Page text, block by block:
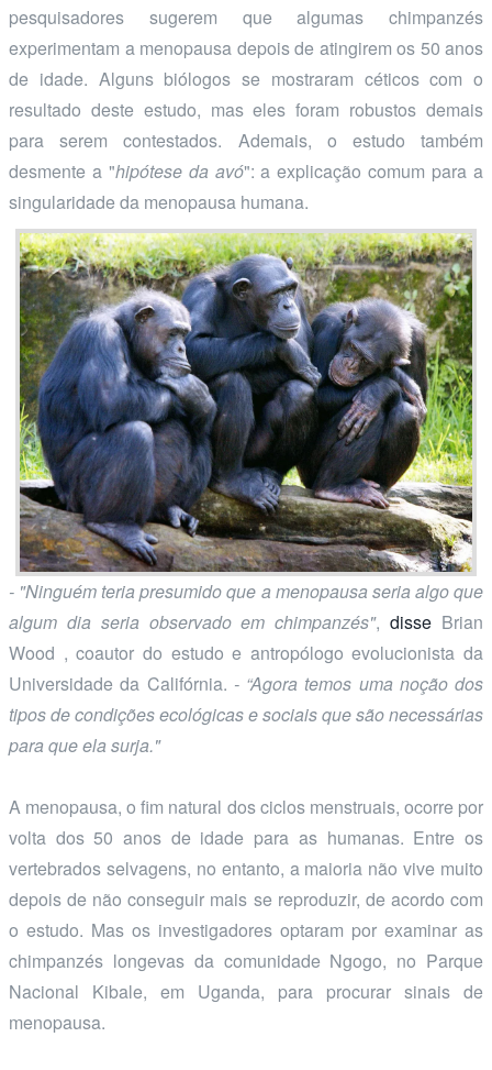
pesquisadores sugerem que algumas chimpanzés
experimentam a menopausa depois de atingirem os 50 anos
de idade. Alguns biólogos se mostraram céticos com o
resultado deste estudo, mas eles foram robustos demais
para serem contestados. Ademais, o estudo também
desmente a "hipótese da avó": a explicação comum para a
singularidade da menopausa humana.
- "Ninguém teria presumido que a menopausa seria algo que
algum dia seria observado em chimpanzés",disse Brian
Wood , coautor do estudo e antropólogo evolucionista da
Universidade da Califórnia. - “Agora temos uma noção dos
tipos de condições ecológicas e sociais que são necessárias
para que ela surja."
A menopausa, o fim natural dos ciclos menstruais, ocorre por
volta dos 50 anos de idade para as humanas. Entre os
vertebrados selvagens, no entanto, a maioria não vive muito
depois de não conseguir mais se reproduzir, de acordo com
o estudo. Mas os investigadores optaram por examinar as
chimpanzés longevas da comunidade Ngogo, no Parque
Nacional Kibale, em Uganda, para procurar sinais de
menopausa.